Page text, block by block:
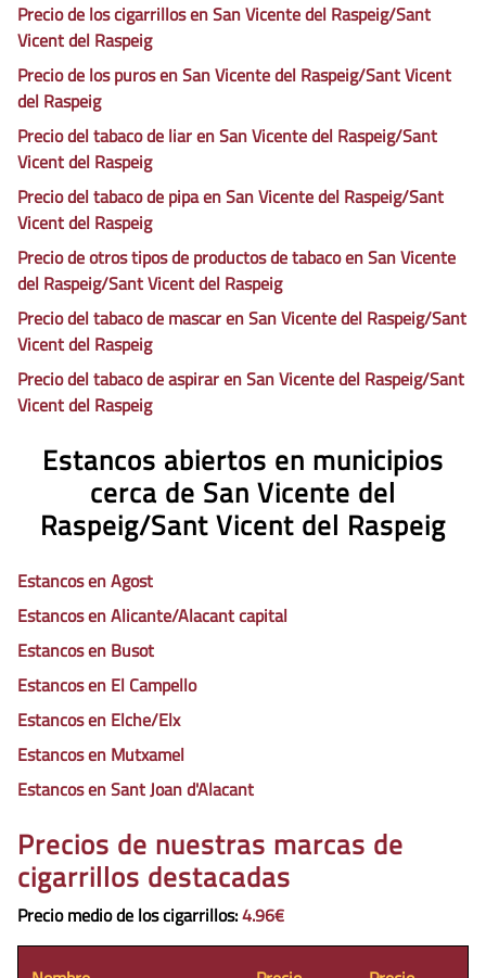
Precio de los cigarrillos en San Vicente del Raspeig/Sant
Vicent del Raspeig
Precio de los puros en San Vicente del Raspeig/Sant Vicent
del Raspeig
Precio del tabaco de liar en San Vicente del Raspeig/Sant
Vicent del Raspeig
Precio del tabaco de pipa en San Vicente del Raspeig/Sant
Vicent del Raspeig
Precio de otros tipos de productos de tabaco en San Vicente
del Raspeig/Sant Vicent del Raspeig
Precio del tabaco de mascar en San Vicente del Raspeig/Sant
Vicent del Raspeig
Precio del tabaco de aspirar en San Vicente del Raspeig/Sant
Vicent del Raspeig
Estancos abiertos en municipios
cerca de San Vicente del
Raspeig/Sant Vicent del Raspeig
Estancos en Agost
Estancos en Alicante/Alacant capital
Estancos en Busot
Estancos en El Campello
Estancos en Elche/Elx
Estancos en Mutxamel
Estancos en Sant Joan d'Alacant
Precios de nuestras marcas de
cigarrillos destacadas
Precio medio de los cigarrillos:4.96€